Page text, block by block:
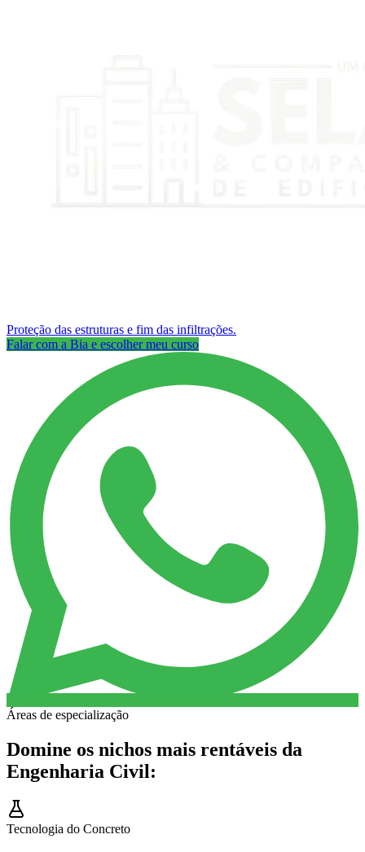
Proteção das estruturas e fim das infiltrações.
Falar com a Bia e escolher meu curso
Áreas de especialização
Domine os nichos mais rentáveis da
Engenharia Civil:
Tecnologia do Concreto